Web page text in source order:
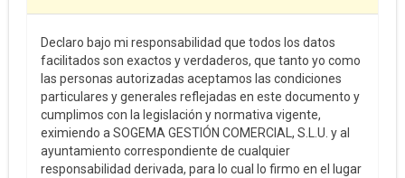
Declaro bajo mi responsabilidad que todos los datos
facilitados son exactos y verdaderos, que tanto yo como
las personas autorizadas aceptamos las condiciones
particulares y generales reflejadas en este documento y
cumplimos con la legislación y normativa vigente,
eximiendo a SOGEMA GESTIÓN COMERCIAL, S.L.U. y al
ayuntamiento correspondiente de cualquier
responsabilidad derivada, para lo cual lo firmo en el lugar